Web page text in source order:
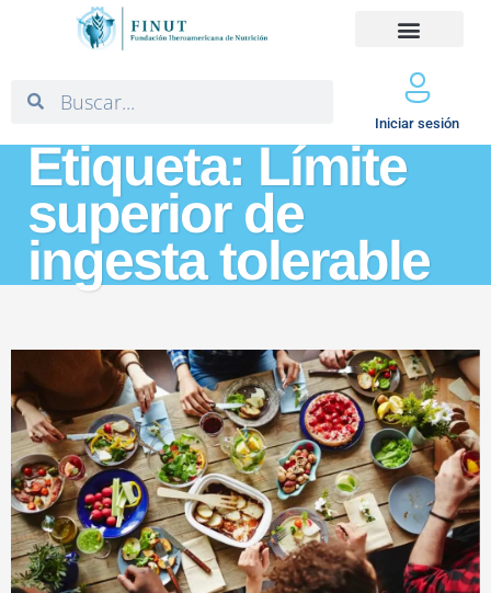
Iniciar sesión
Etiqueta: Límite
superior de
ingesta tolerable